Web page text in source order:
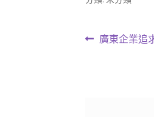
文上
廣東企業追